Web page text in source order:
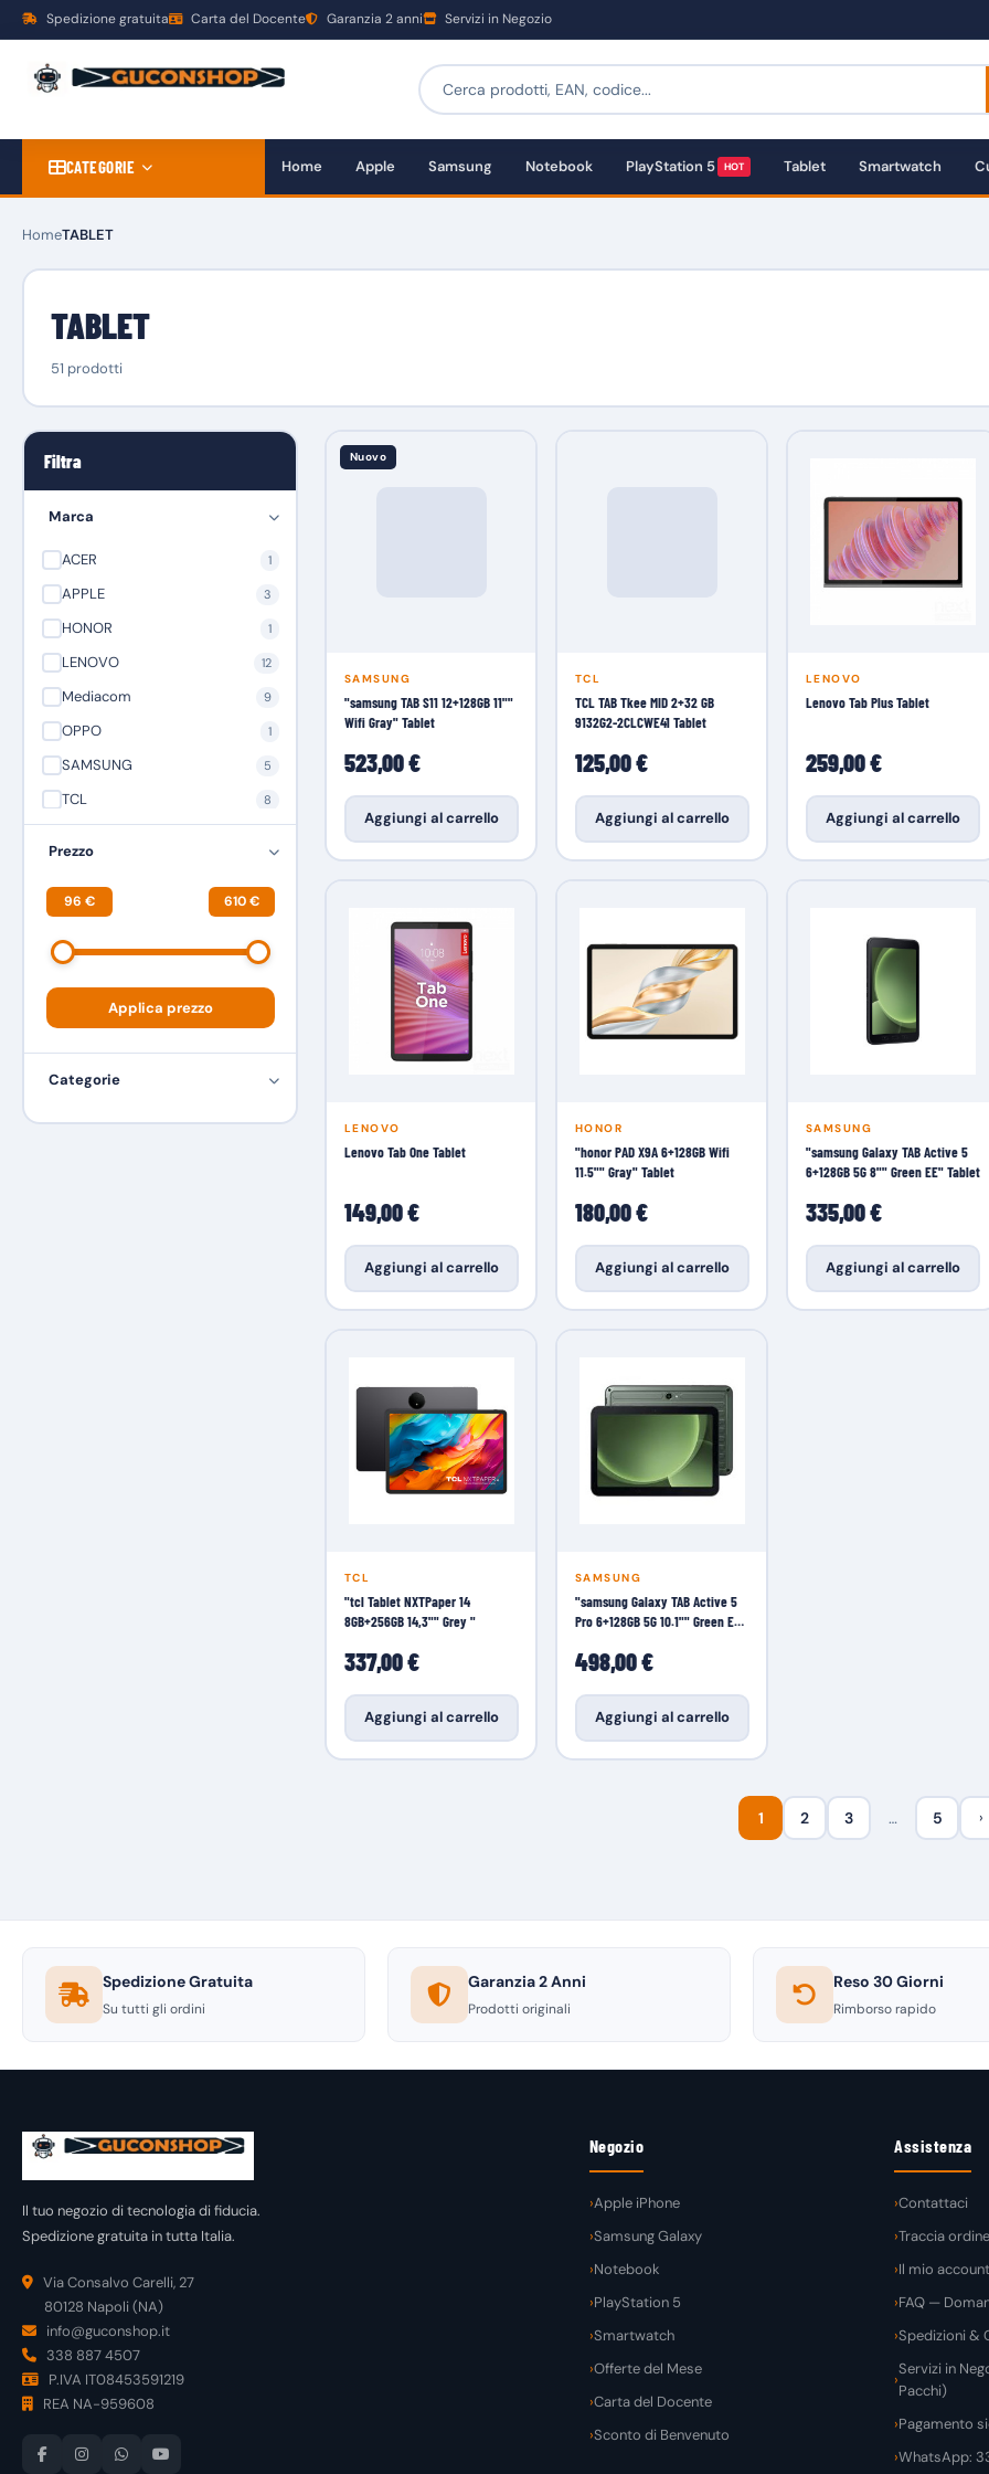
Spedizione gratuita Carta del Docente Garanzia 2 anni Servizi in Negozio
CATEGORIE Home Apple Samsung Notebook PlayStation 5 HOT Tablet Smartwatch
HomeTABLET
TABLET
51 prodotti
Filtra
Marca
ACER 1
APPLE 3
HONOR 1
LENOVO 12
Mediacom 9
OPPO 1
SAMSUNG 5
TCL 8
Prezzo
96 € 610 €
Applica prezzo
Categorie
Nuovo
SAMSUNG
"samsung TAB S11 12+128GB 11""
Wifi Gray" Tablet
523,00 €
Aggiungi al carrello
TCL
TCL TAB Tkee MID 2+32 GB
9132G2-2CLCWE41 Tablet
125,00 €
Aggiungi al carrello
LENOVO
Lenovo Tab Plus Tablet
259,00 €
Aggiungi al carrello
LENOVO
Lenovo Tab One Tablet
149,00 €
Aggiungi al carrello
HONOR
"honor PAD X9A 6+128GB Wifi
11.5"" Gray" Tablet
180,00 €
Aggiungi al carrello
SAMSUNG
"samsung Galaxy TAB Active 5
6+128GB 5G 8"" Green EE" Tablet
335,00 €
Aggiungi al carrello
TCL
"tcl Tablet NXTPaper 14
8GB+256GB 14,3"" Grey "
337,00 €
Aggiungi al carrello
SAMSUNG
"samsung Galaxy TAB Active 5
Pro 6+128GB 5G 10.1"" Green EE"
498,00 €
Aggiungi al carrello
1 2 3 … 5 ›
Spedizione Gratuita
Su tutti gli ordini
Garanzia 2 Anni
Prodotti originali
Reso 30 Giorni
Rimborso rapido
Il tuo negozio di tecnologia di fiducia.
Spedizione gratuita in tutta Italia.
Via Consalvo Carelli, 27
80128 Napoli (NA)
info@guconshop.it
338 887 4507
P.IVA IT08453591219
REA NA-959608
Negozio
Apple iPhone
Samsung Galaxy
Notebook
PlayStation 5
Smartwatch
Offerte del Mese
Carta del Docente
Sconto di Benvenuto
Assistenza
Contattaci
Traccia
Il mio
FAQ —
Spedizioni &
Servizi in
Pacchi)
Pagamento
WhatsApp: